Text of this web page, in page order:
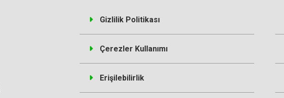
Gizlilik Politikası
Çerezler Kullanımı
Erişilebilirlik